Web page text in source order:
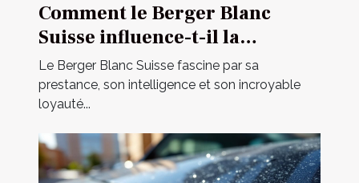
Comment le Berger Blanc
Suisse influence-t-il la
dynamique familiale ?
Le Berger Blanc Suisse fascine par sa
prestance, son intelligence et son incroyable
loyauté...